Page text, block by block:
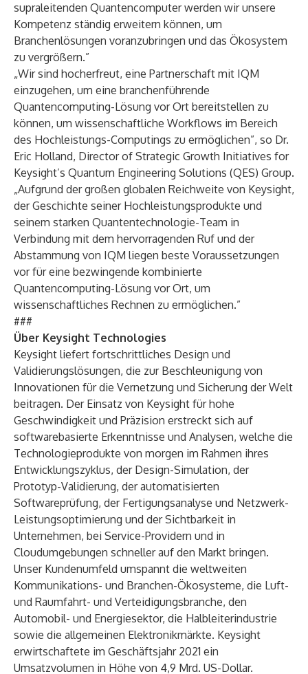
supraleitenden Quantencomputer werden wir unsere
Kompetenz ständig erweitern können, um
Branchenlösungen voranzubringen und das Ökosystem
zu vergrößern.”
„Wir sind hocherfreut, eine Partnerschaft mit IQM
einzugehen, um eine branchenführende
Quantencomputing-Lösung vor Ort bereitstellen zu
können, um wissenschaftliche Workflows im Bereich
des Hochleistungs-Computings zu ermöglichen”, so Dr.
Eric Holland, Director of Strategic Growth Initiatives for
Keysight’s Quantum Engineering Solutions (QES) Group.
„Aufgrund der großen globalen Reichweite von Keysight,
der Geschichte seiner Hochleistungsprodukte und
seinem starken Quantentechnologie-Team in
Verbindung mit dem hervorragenden Ruf und der
Abstammung von IQM liegen beste Voraussetzungen
vor für eine bezwingende kombinierte
Quantencomputing-Lösung vor Ort, um
wissenschaftliches Rechnen zu ermöglichen.”
###
Über Keysight Technologies
Keysight liefert fortschrittliches Design und
Validierungslösungen, die zur Beschleunigung von
Innovationen für die Vernetzung und Sicherung der Welt
beitragen. Der Einsatz von Keysight für hohe
Geschwindigkeit und Präzision erstreckt sich auf
softwarebasierte Erkenntnisse und Analysen, welche die
Technologieprodukte von morgen im Rahmen ihres
Entwicklungszyklus, der Design-Simulation, der
Prototyp-Validierung, der automatisierten
Softwareprüfung, der Fertigungsanalyse und Netzwerk-
Leistungsoptimierung und der Sichtbarkeit in
Unternehmen, bei Service-Providern und in
Cloudumgebungen schneller auf den Markt bringen.
Unser Kundenumfeld umspannt die weltweiten
Kommunikations- und Branchen-Ökosysteme, die Luft-
und Raumfahrt- und Verteidigungsbranche, den
Automobil- und Energiesektor, die Halbleiterindustrie
sowie die allgemeinen Elektronikmärkte. Keysight
erwirtschaftete im Geschäftsjahr 2021 ein
Umsatzvolumen in Höhe von 4,9 Mrd. US-Dollar.